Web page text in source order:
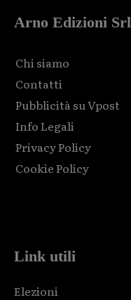
Arno Edizioni Srl
Chi siamo
Contatti
Pubblicità su Vpost
Info Legali
Privacy Policy
Cookie Policy
Link utili
Elezioni